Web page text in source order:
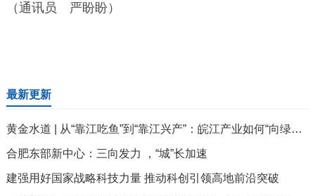
（通讯员 严盼盼）
最新更新
黄金水道 | 从“靠江吃鱼”到“靠江兴产”：皖江产业如何“向绿而生”？
合肥东部新中心：三向发力 ，“城”长加速
建强用好国家战略科技力量 推动科创引领高地前沿突破